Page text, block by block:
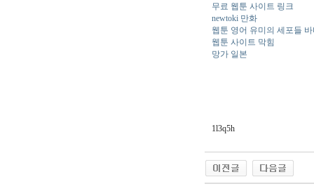
무료 웹툰 사이트 링크
newtoki 만화
웹툰 영어 유미의 세포들
웹툰 사이트 막힘
망가 일본
1l3q5h